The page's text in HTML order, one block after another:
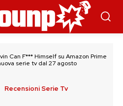
Can F*** Himself su Amazon Prime
serie tv dal 27 agosto
Recensioni Serie Tv